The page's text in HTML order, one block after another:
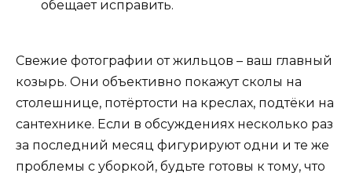
обещает исправить.
Свежие фотографии от жильцов – ваш главный
козырь. Они объективно покажут сколы на
столешнице, потёртости на креслах, подтёки на
сантехнике. Если в обсуждениях несколько раз
за последний месяц фигурируют одни и те же
проблемы с уборкой, будьте готовы к тому, что